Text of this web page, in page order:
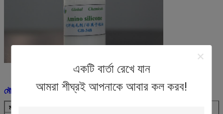
একটি বার্তা রেখে যান
আমরা শীঘ্রই আপনাকে আবার কল করব!
মৌলিক তথ্য:
মডেলের নাম